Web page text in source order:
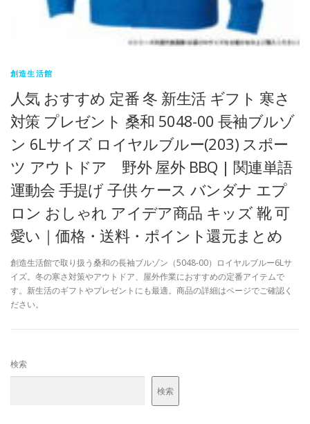
創造生活館
人気 おすすめ 定番 冬 新生活 ギフト 寒さ
対策 プレゼント 桑和 5048-00 長袖ブルゾ
ン 6Lサイズ ロイヤルブルー(203) スポー
ツ アウトドア 野外 屋外 BBQ | 関連単語
運動会 手提げ 子供 ケース バンダナ エプ
ロン おしゃれ アイデア商品 キッズ 靴 可
愛い｜価格・送料・ポイント還元まとめ
創造生活館で取り扱う桑和の長袖ブルゾン（5048-00）ロイヤルブルー6Lサ
イズ。冬の寒さ対策やアウトドア、屋外作業におすすめの定番アイテムで
す。新生活のギフトやプレゼントにも最適。商品の詳細はページでご確認く
ださい。
検索
検索